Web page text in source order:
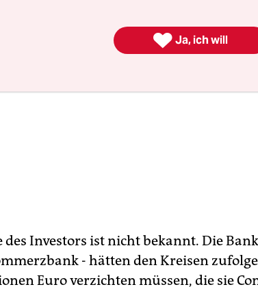
des Investors ist nicht bekannt. Die
- hätten den Kreisen
Euro verzichten müssen, die sie
 Ja, ich will